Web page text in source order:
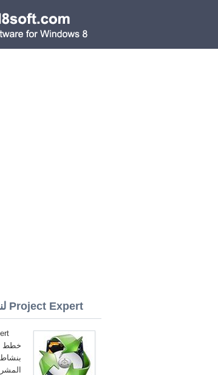
Project Expert لنظام التشغيل Windows 8 32/64 bit
خطط